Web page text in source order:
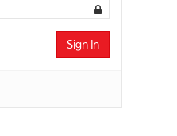
Sign In